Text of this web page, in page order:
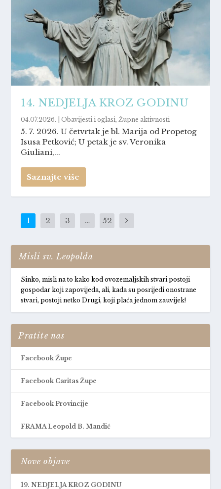
14. NEDJELJA KROZ GODINU
04.07.2026. |Obavijesti i oglasi, Župne aktivnosti
5. 7. 2026. U četvrtak je bl. Marija od Propetog
Isusa Petković; U petak je sv. Veronika
Giuliani,...
Saznajte više
1 2 3 … 52
Misli sv. Leopolda
Sinko, misli na to kako kod ovozemaljskih stvari postoji
gospodar koji zapovijeda, ali, kada su posrijedi onostrane
stvari, postoji netko Drugi, koji plaća jednom zauvijek!
Pratite nas
Facebook Župe
Facebook Caritas Župe
Facebook Provincije
FRAMA Leopold B. Mandić
Nove objave
19. NEDJELJA KROZ GODINU